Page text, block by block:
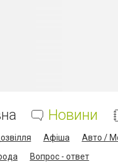
Новини
Афіша Авто /
Вопрос - ответ